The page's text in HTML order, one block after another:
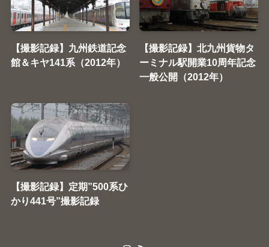
【撮影記録】九州鉄道記念
館＆キヤ141系（2012年）
【撮影記録】北九州貨物タ
ーミナル駅開業10周年記念
一般公開（2012年）
【撮影記録】定期”500系ひ
かり441号”撮影記録